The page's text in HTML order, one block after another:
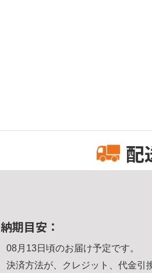
配
納期目安：
08月13日頃のお届け予定です。
決済方法が、クレジット、代金引